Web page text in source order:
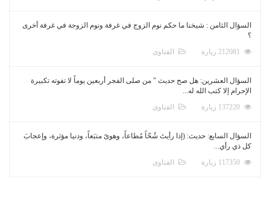
السؤال الثامن : شيخنا ما حكم نوم الزوج في غرفة ونوم الزوجة في غرفة أخرى
؟
الفتاوى
السؤال العشرين: هل صح حديث " من صلى الفجر أربعين يوماً لا تفوته تكبيرة
الإحرام إلا كتب الله له...
الفتاوى
السؤال السابع: حديث: (إذا رأيتَ شُحّاً مُطاعاً، وهوىً متبَعاً، ودنيا مؤثرة، وإعجابَ
كل ذي رأي...
الفتاوى